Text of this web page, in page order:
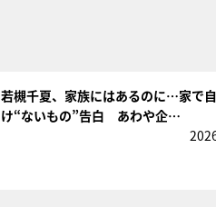
若槻千夏、家族にはあるのに…家で
け“ないもの”告白 あわや企…